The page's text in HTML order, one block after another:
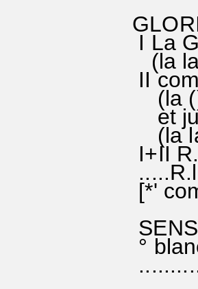
I La
(la
II
(la
et
(la
I+II
[*'
°